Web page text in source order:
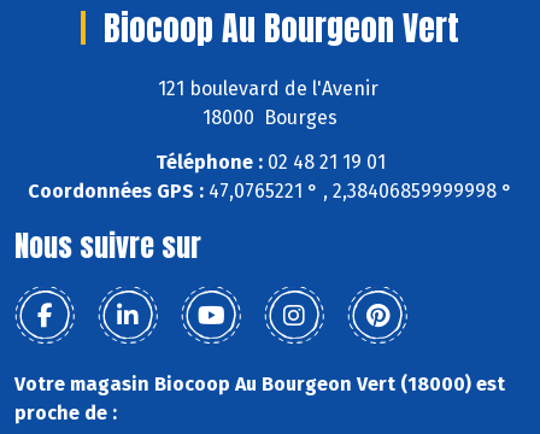
Biocoop Au Bourgeon Vert
121 boulevard de l'Avenir
18000 Bourges
Téléphone :02 48 21 19 01
Coordonnées GPS : 47,0765221 ° , 2,38406859999998 °
Nous suivre sur
Votre magasin Biocoop Au Bourgeon Vert (18000) est
proche de :